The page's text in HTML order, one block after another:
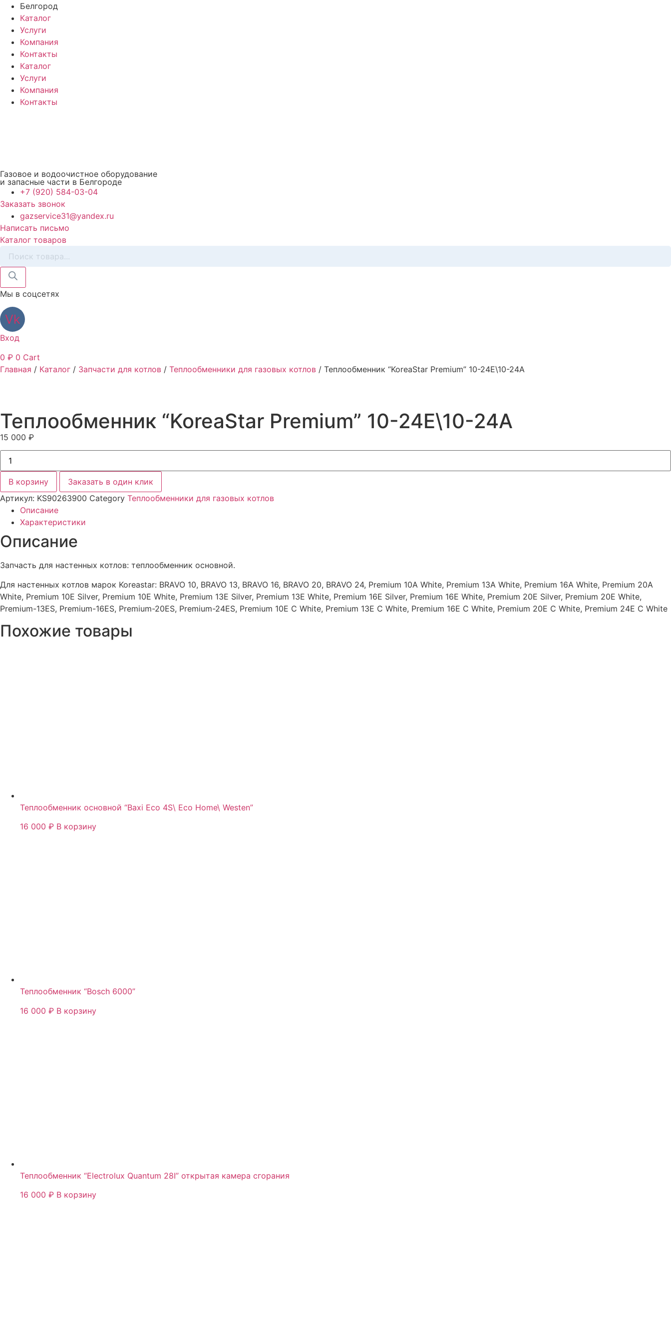
Перейти
содержимому
Белгород
Каталог
Услуги
Компания
Контакты
Каталог
Услуги
Компания
Контакты
Газовое и водоочистное оборудование
и запасные части в Белгороде
+7 (920) 584-03-04
Заказать звонок
gazservice31@yandex.ru
Написать письмо
Каталог товаров
товаров
Мы в соцсетях
Vk
Вход
0 ₽ 0 Cart
Главная / Каталог / Запчасти для котлов / Теплообменники для газовых котлов / Теплообменник “KoreaStar Premium” 10-24Е\10-24А
Теплообменник “KoreaStar Premium” 10-24Е\10-24А
15 000 ₽
Количество
товара
Теплообменник
"KoreaStar
Premium"
10-
24Е\10-
24А
В корзину
Заказать в один клик
Артикул: KS90263900 Category Теплообменники для газовых котлов
Описание
Характеристики
Описание
Запчасть для настенных котлов: теплообменник основной.
Для настенных котлов марок Koreastar: BRAVO 10, BRAVO 13, BRAVO 16, BRAVO 20, BRAVO 24, Premium 10A White, Premium 13A White, Premium 16A White, Premium 20A
White, Premium 10E Silver, Premium 10E White, Premium 13E Silver, Premium 13E White, Premium 16E Silver, Premium 16E White, Premium 20E Silver, Premium 20E White,
Premium-13ES, Premium-16ES, Premium-20ES, Premium-24ES, Premium 10E C White, Premium 13E C White, Premium 16E C White, Premium 20E C White, Premium 24E C White
Похожие товары
Теплообменник основной “Baxi Eco 4S\ Eco Home\ Westen”
16 000 ₽ В корзину
Теплообменник “Bosch 6000”
16 000 ₽ В корзину
Теплообменник “Electrolux Quantum 28I” открытая камера сгорания
16 000 ₽ В корзину